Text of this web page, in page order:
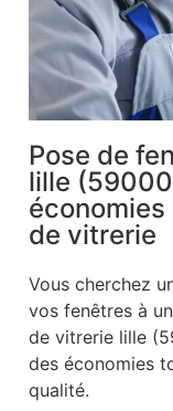
Pose de
lille
de vitrerie
Vous cherchez
vos fenêtres à
de vitrerie lille
des économies
qualité.